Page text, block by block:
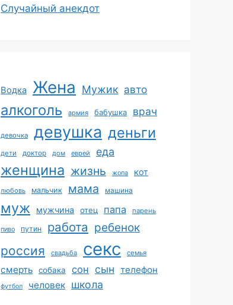
Случайный анекдот
Водка Жена Мужик авто
алкоголь армия бабушка врач
девочка девушка деньги
дети доктор дом еврей еда
женщина жизнь жопа кот
любовь мальчик мама машина
муж мужчина отец папа парень
пиво путин работа ребенок
россия свадьба секс семья
смерть собака сон сын телефон
футбол человек школа